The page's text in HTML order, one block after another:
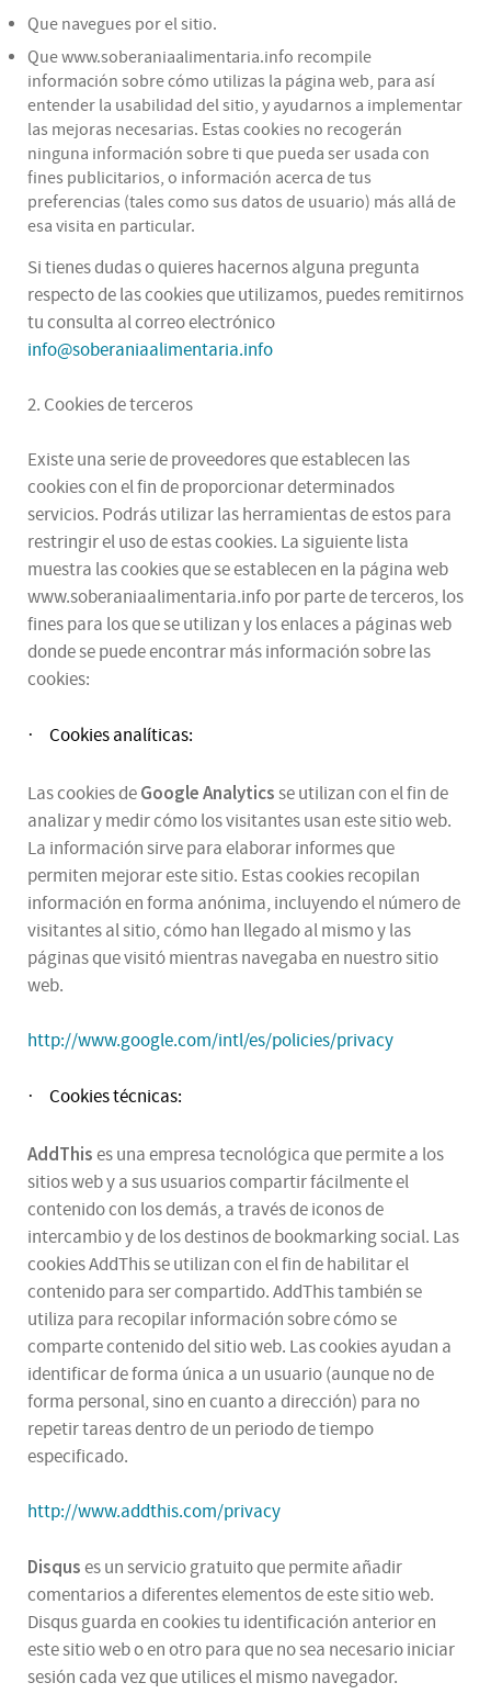
Que navegues por el sitio.
Que www.soberaniaalimentaria.info recompile
información sobre cómo utilizas la página web, para así
entender la usabilidad del sitio, y ayudarnos a implementar
las mejoras necesarias. Estas cookies no recogerán
ninguna información sobre ti que pueda ser usada con
fines publicitarios, o información acerca de tus
preferencias (tales como sus datos de usuario) más allá de
esa visita en particular.
Si tienes dudas o quieres hacernos alguna pregunta
respecto de las cookies que utilizamos, puedes remitirnos
tu consulta al correo electrónico
info@soberaniaalimentaria.info
2. Cookies de terceros
Existe una serie de proveedores que establecen las
cookies con el fin de proporcionar determinados
servicios. Podrás utilizar las herramientas de estos para
restringir el uso de estas cookies. La siguiente lista
muestra las cookies que se establecen en la página web
www.soberaniaalimentaria.info por parte de terceros, los
fines para los que se utilizan y los enlaces a páginas web
donde se puede encontrar más información sobre las
cookies:
· Cookies analíticas:
Las cookies deGoogle Analyticsse utilizan con el fin de
analizar y medir cómo los visitantes usan este sitio web.
La información sirve para elaborar informes que
permiten mejorar este sitio. Estas cookies recopilan
información en forma anónima, incluyendo el número de
visitantes al sitio, cómo han llegado al mismo y las
páginas que visitó mientras navegaba en nuestro sitio
web.
http://www.google.com/intl/es/policies/privacy
· Cookies técnicas:
AddThises una empresa tecnológica que permite a los
sitios web y a sus usuarios compartir fácilmente el
contenido con los demás, a través de iconos de
intercambio y de los destinos de bookmarking social. Las
cookies AddThis se utilizan con el fin de habilitar el
contenido para ser compartido. AddThis también se
utiliza para recopilar información sobre cómo se
comparte contenido del sitio web. Las cookies ayudan a
identificar de forma única a un usuario (aunque no de
forma personal, sino en cuanto a dirección) para no
repetir tareas dentro de un periodo de tiempo
especificado.
http://www.addthis.com/privacy
Disquses un servicio gratuito que permite añadir
comentarios a diferentes elementos de este sitio web.
Disqus guarda en cookies tu identificación anterior en
este sitio web o en otro para que no sea necesario iniciar
sesión cada vez que utilices el mismo navegador.